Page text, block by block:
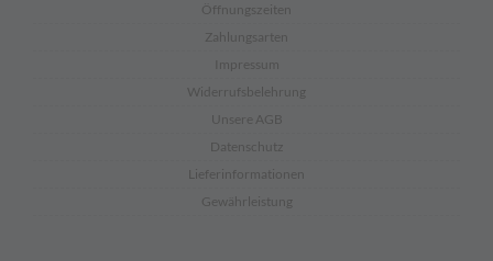
Öffnungszeiten
Zahlungsarten
Impressum
Widerrufsbelehrung
Unsere AGB
Datenschutz
Lieferinformationen
Gewährleistung